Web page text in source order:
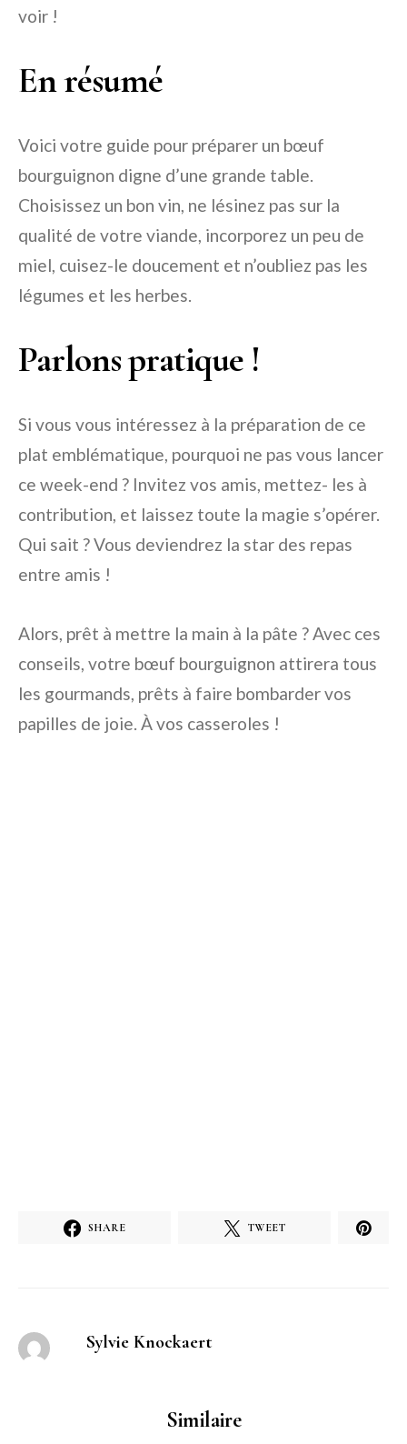
voir !
En résumé
Voici votre guide pour préparer un bœuf
bourguignon digne d’une grande table.
Choisissez un bon vin, ne lésinez pas sur la
qualité de votre viande, incorporez un peu de
miel, cuisez-le doucement et n’oubliez pas les
légumes et les herbes.
Parlons pratique !
Si vous vous intéressez à la préparation de ce
plat emblématique, pourquoi ne pas vous lancer
ce week-end ? Invitez vos amis, mettez- les à
contribution, et laissez toute la magie s’opérer.
Qui sait ? Vous deviendrez la star des repas
entre amis !
Alors, prêt à mettre la main à la pâte ? Avec ces
conseils, votre bœuf bourguignon attirera tous
les gourmands, prêts à faire bombarder vos
papilles de joie. À vos casseroles !
SHARE TWEET
Sylvie Knockaert
Similaire